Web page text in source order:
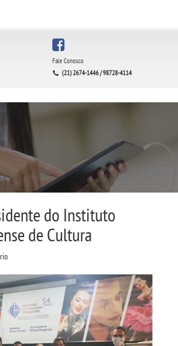
Fale Conosco
(21) 2674-1446 / 98728-4114
do Instituto
de Cultura